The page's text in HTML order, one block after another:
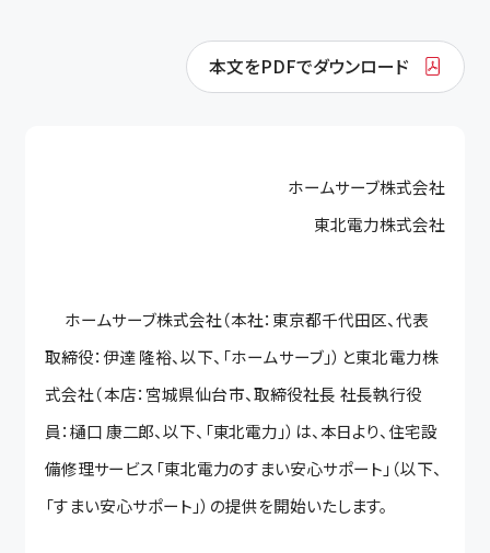
本文をPDFでダウンロード
ホームサーブ株式会社
東北電力株式会社
ホームサーブ株式会社（本社：東京都千代田区、代表
取締役：伊達 隆裕、以下、 「ホームサーブ」）と東北電力株
式会社（本店：宮城県仙台市、取締役社長 社長執行役
員：樋口 康二郎、以下、「東北電力」）は、本日より、住宅設
備修理サービス「東北電力のすまい安心サポート」（以下、
「すまい安心サポート」）の提供を開始いたします。